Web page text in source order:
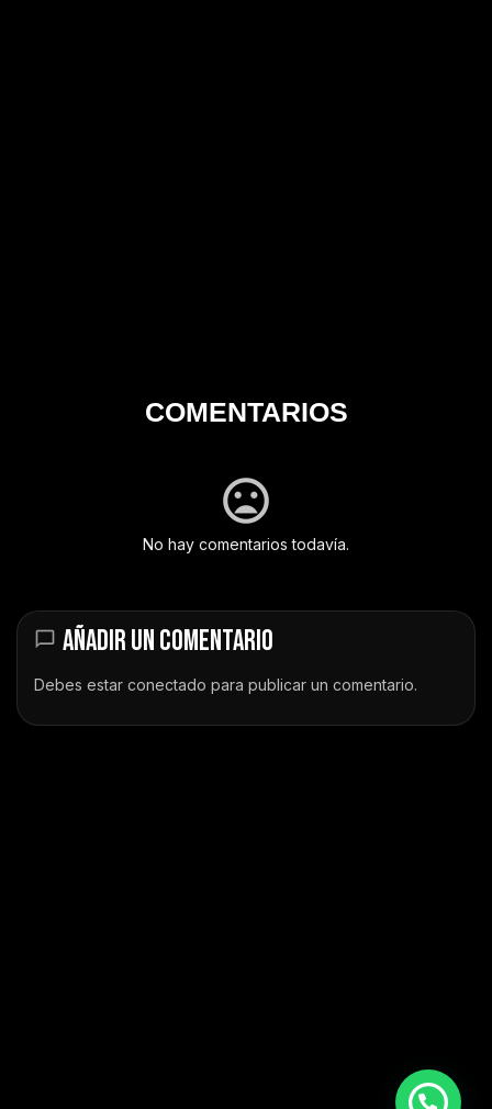
COMENTARIOS
No hay comentarios todavía.
AÑADIR UN COMENTARIO
Debes estar conectado para publicar un comentario.